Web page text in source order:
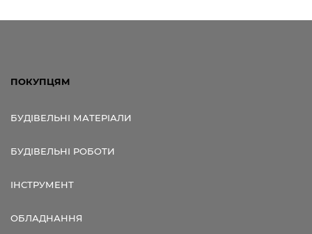
ПОКУПЦЯМ
БУДІВЕЛЬНІ МАТЕРІАЛИ
БУДІВЕЛЬНІ РОБОТИ
ІНСТРУМЕНТ
ОБЛАДНАННЯ